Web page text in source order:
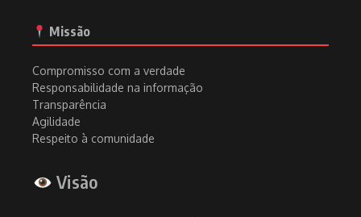
Missão
Compromisso com a verdade
Responsabilidade na informação
Transparência
Agilidade
Respeito à comunidade
Visão